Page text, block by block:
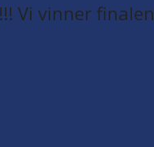
Vi vinner